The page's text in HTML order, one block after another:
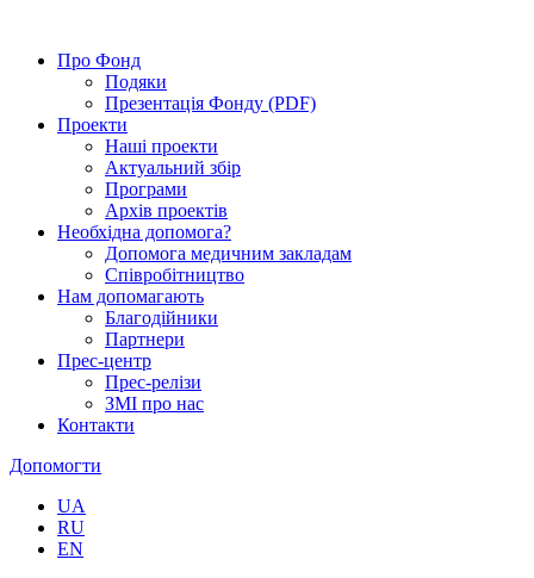
Про Фонд
Подяки
Презентація Фонду (PDF)
Проекти
Наші проекти
Актуальний збір
Програми
Архів проектів
Необхідна допомога?
Допомога медичним закладам
Співробітництво
Нам допомагають
Благодійники
Партнери
Прес-центр
Прес-релізи
ЗМІ про нас
Контакти
Допомогти
UA
RU
EN